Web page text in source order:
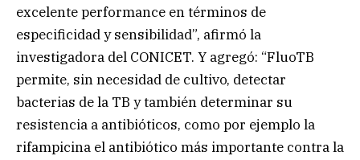
excelente performance en términos de
especificidad y sensibilidad”, afirmó la
investigadora del CONICET. Y agregó: “FluoTB
permite, sin necesidad de cultivo, detectar
bacterias de la TB y también determinar su
resistencia a antibióticos, como por ejemplo la
rifampicina el antibiótico más importante contra la